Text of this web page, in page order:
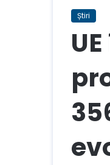
Știri